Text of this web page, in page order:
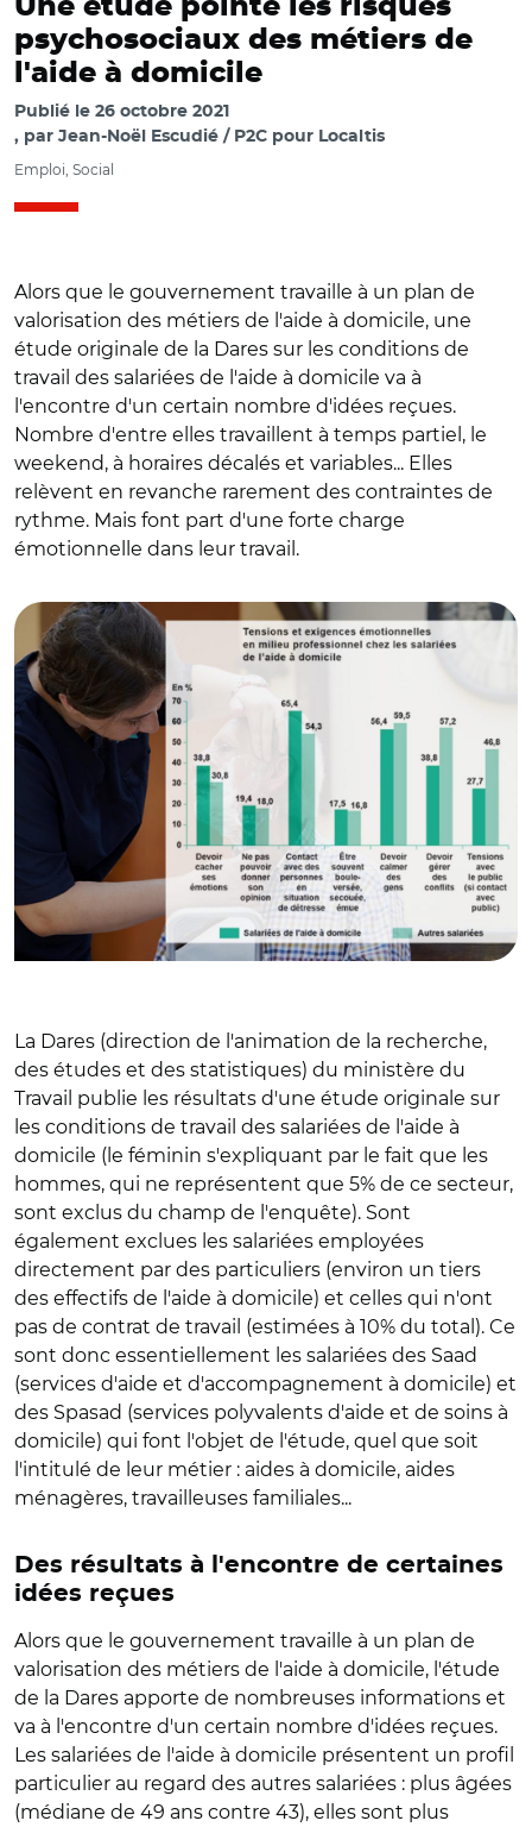
Une étude pointe les risques
psychosociaux des métiers de
l'aide à domicile
Publié le 26 octobre 2021
par Jean-Noël Escudié / P2C pour Localtis
Emploi, Social
Alors que le gouvernement travaille à un plan de
valorisation des métiers de l'aide à domicile, une
étude originale de la Dares sur les conditions de
travail des salariées de l'aide à domicile va à
l'encontre d'un certain nombre d'idées reçues.
Nombre d'entre elles travaillent à temps partiel, le
weekend, à horaires décalés et variables... Elles
relèvent en revanche rarement des contraintes de
rythme. Mais font part d'une forte charge
émotionnelle dans leur travail.
La Dares (direction de l'animation de la recherche,
des études et des statistiques) du ministère du
Travail publie les résultats d'une étude originale sur
les conditions de travail des salariées de l'aide à
domicile (le féminin s'expliquant par le fait que les
hommes, qui ne représentent que 5% de ce secteur,
sont exclus du champ de l'enquête). Sont
également exclues les salariées employées
directement par des particuliers (environ un tiers
des effectifs de l'aide à domicile) et celles qui n'ont
pas de contrat de travail (estimées à 10% du total). Ce
sont donc essentiellement les salariées des Saad
(services d'aide et d'accompagnement à domicile) et
des Spasad (services polyvalents d'aide et de soins à
domicile) qui font l'objet de l'étude, quel que soit
l'intitulé de leur métier : aides à domicile, aides
ménagères, travailleuses familiales...
Des résultats à l'encontre de certaines
idées reçues
Alors que le gouvernement travaille à un plan de
valorisation des métiers de l'aide à domicile, l'étude
de la Dares apporte de nombreuses informations et
va à l'encontre d'un certain nombre d'idées reçues.
Les salariées de l'aide à domicile présentent un profil
particulier au regard des autres salariées : plus âgées
(médiane de 49 ans contre 43), elles sont plus